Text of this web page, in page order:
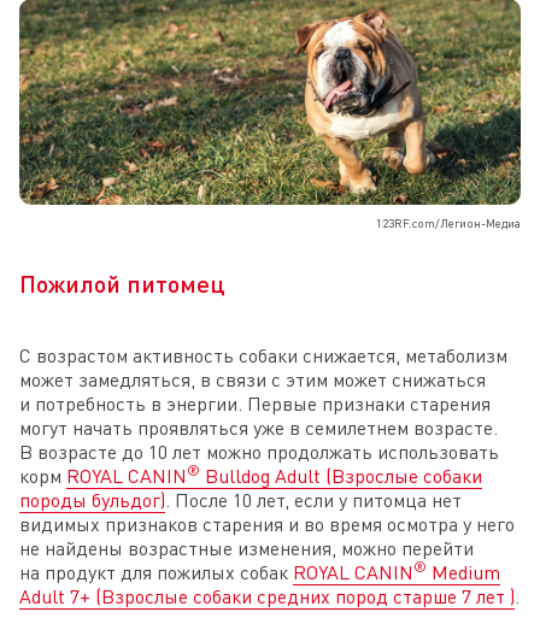
123RF.com/Легион-Медиа
Пожилой питомец
С возрастом активность собаки снижается, метаболизм
может замедляться, в связи с этим может снижаться
и потребность в энергии. Первые признаки старения
могут начать проявляться уже в семилетнем возрасте.
В возрасте до 10 лет можно продолжать использовать
корм ROYAL CANIN ® Bulldog Adult (Взрослые собаки
породы бульдог). После 10 лет, если у питомца нет
видимых признаков старения и во время осмотра у него
не найдены возрастные изменения, можно перейти
на продукт для пожилых собак ROYAL CANIN ® Medium
Adult 7+ (Взрослые собаки средних пород старше 7 лет ).